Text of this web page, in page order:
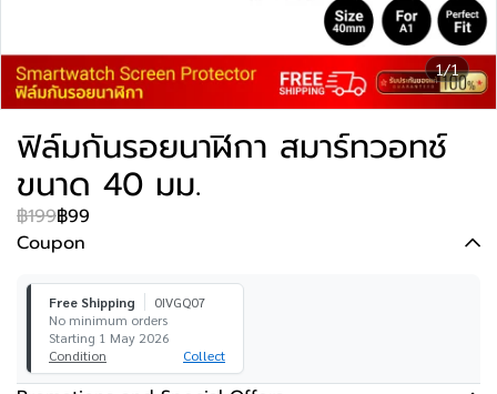
1/1
ฟิล์มกันรอยนาฬิกา สมาร์ทวอทช์
ขนาด 40 มม.
฿199฿99
Coupon
Free Shipping
0IVGQ07
No minimum orders
Starting 1 May 2026
Condition
Collect